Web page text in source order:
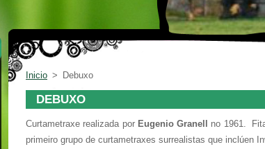
Inicio > Debuxo
DEBUXO
Curtametraxe realizada por Eugenio Granell
no 1961.
primeiro grupo de curtametraxes surrealistas que inclúen